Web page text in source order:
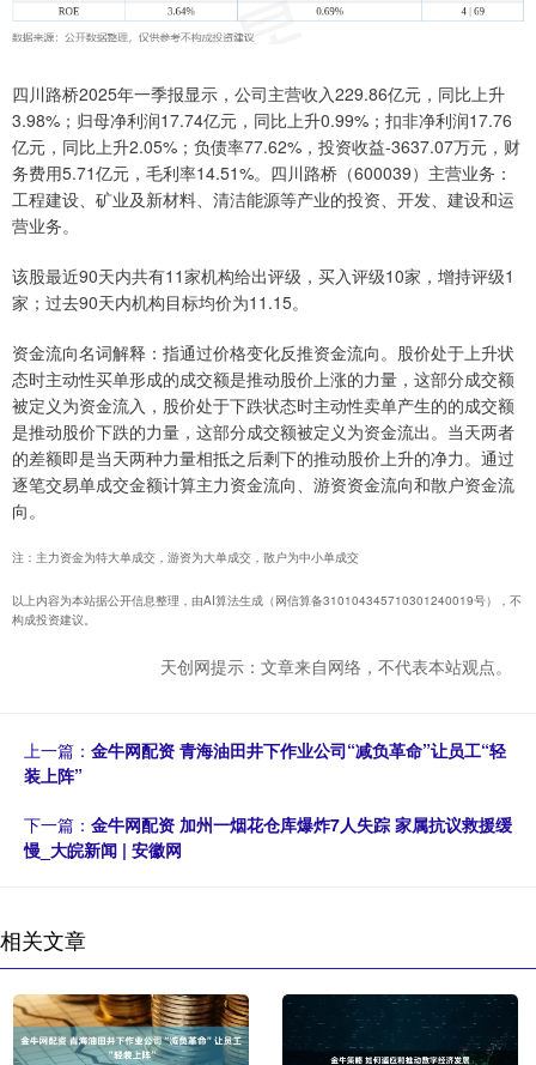
四川路桥2025年一季报显示，公司主营收入229.86亿元，同比上升
3.98%；归母净利润17.74亿元，同比上升0.99%；扣非净利润17.76
亿元，同比上升2.05%；负债率77.62%，投资收益-3637.07万元，财
务费用5.71亿元，毛利率14.51%。四川路桥（600039）主营业务：
工程建设、矿业及新材料、清洁能源等产业的投资、开发、建设和运
营业务。
该股最近90天内共有11家机构给出评级，买入评级10家，增持评级1
家；过去90天内机构目标均价为11.15。
资金流向名词解释：指通过价格变化反推资金流向。股价处于上升状
态时主动性买单形成的成交额是推动股价上涨的力量，这部分成交额
被定义为资金流入，股价处于下跌状态时主动性卖单产生的的成交额
是推动股价下跌的力量，这部分成交额被定义为资金流出。当天两者
的差额即是当天两种力量相抵之后剩下的推动股价上升的净力。通过
逐笔交易单成交金额计算主力资金流向、游资资金流向和散户资金流
向。
注：主力资金为特大单成交，游资为大单成交，散户为中小单成交
以上内容为本站据公开信息整理，由AI算法生成（网信算备310104345710301240019号），不
构成投资建议。
天创网提示：文章来自网络，不代表本站观点。
上一篇： 金牛网配资 青海油田井下作业公司“减负革命”让员工“轻
装上阵”
下一篇： 金牛网配资 加州一烟花仓库爆炸7人失踪 家属抗议救援缓
慢_大皖新闻 | 安徽网
相关文章